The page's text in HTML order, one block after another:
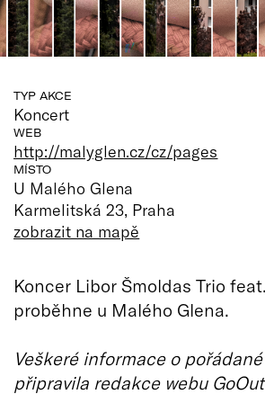
TYP AKCE
Koncert
WEB
http://malyglen.cz/cz/pages
MÍSTO
U Malého Glena
Karmelitská 23, Praha
zobrazit na mapě
Koncer Libor Šmoldas Trio
proběhne u Malého Glena.
Veškeré informace o
připravila redakce webu